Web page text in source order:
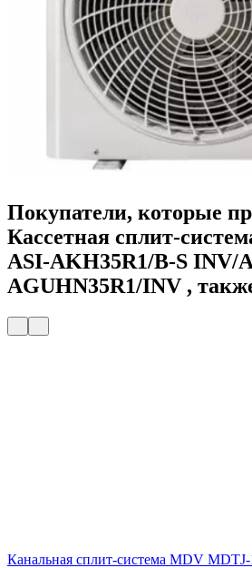
Покупатели, которые
Кассетная сплит-
ASI-AKH35R1/B-S INV/
AGUHN35R1/INV ,
Канальная сплит-система MDV